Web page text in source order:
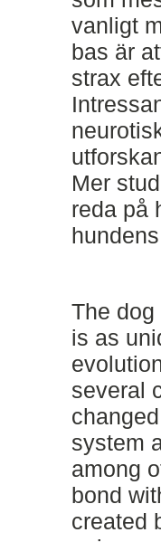
vanligt
bas är
strax
Mer
reda på
The
is as
several
system
among
bond
created